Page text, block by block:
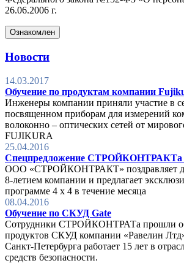
26.06.2006 г.
Ознакомлен
Новости
14.03.2017
Обучение по продуктам компании
Инженеры компании приняли участие в
посвященном приборам для измерений
волоконно – оптических сетей от
FUJIKURA
25.04.2016
Спецпредложение СТРОЙКОНТРАКТа
ООО «СТРОЙКОНТРАКТ» поздравляет
8-летием компании и предлагает
программе 4 х 4 в течение месяца
08.04.2016
Обучение по СКУД Gate
Сотрудники СТРОЙКОНТРАТа прошли
продуктов СКУД компании «Равелин
Санкт-Петербурга работает 15 лет в
средств безопасности.